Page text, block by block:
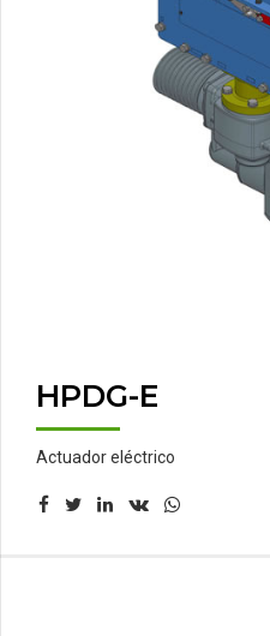
HPDG-E
Actuador eléctrico